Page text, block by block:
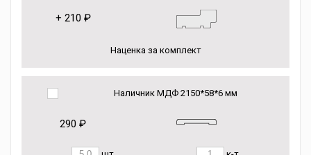
+ 210 ₽
Наценка за комплект
Наличник МДФ 2150*58*6 мм
290 ₽